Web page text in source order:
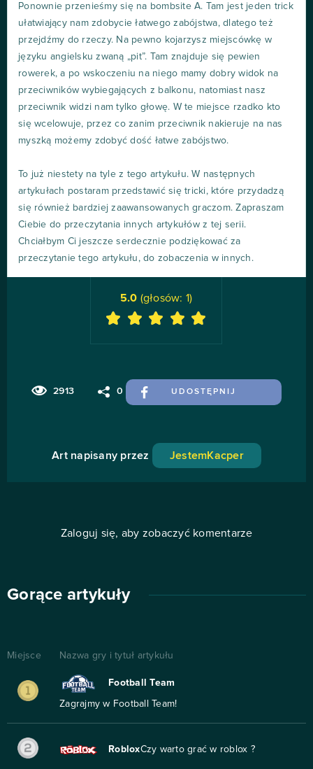
Ponownie przenieśmy się na bombsite A. Tam jest jeden trick
ułatwiający nam zdobycie łatwego zabójstwa, dlatego też
przejdźmy do rzeczy. Na pewno kojarzysz miejscówkę w
języku angielsku zwaną „pit”. Tam znajduje się pewien
rowerek, a po wskoczeniu na niego mamy dobry widok na
przeciwników wybiegających z balkonu, natomiast nasz
przeciwnik widzi nam tylko głowę. W te miejsce rzadko kto
się wcelowuje, przez co zanim przeciwnik nakieruje na nas
myszką możemy zdobyć dość łatwe zabójstwo.
To już niestety na tyle z tego artykułu. W następnych
artykułach postaram przedstawić się tricki, które przydadzą
się również bardziej zaawansowanych graczom. Zapraszam
Ciebie do przeczytania innych artykułów z tej serii.
Chciałbym Ci jeszcze serdecznie podziękować za
przeczytanie tego artykułu, do zobaczenia w innych.
2913 0 UDOSTĘPNIJ
5.0 (głosów: 1)
Art napisany przez JestemKacper
Zaloguj się, aby zobaczyć komentarze
Gorące artykuły
Miejsce Nazwa gry i tytuł artykułu
Football Team
Zagrajmy w Football Team!
RobloxCzy warto grać w roblox ?